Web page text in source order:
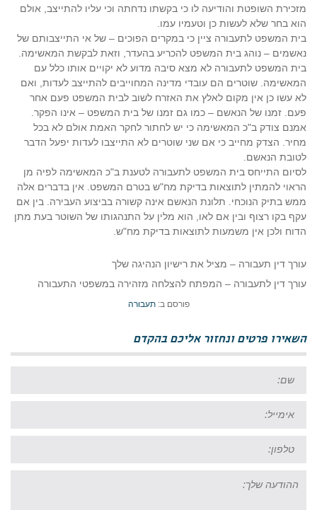
מזכירת השופטת והודיעה לו כי בקשתו נדחתה וכי עליו להתייצב, אולם
הוא בחר שלא לעשות כן וטעמיו עמו.
בית המשפט לתעבורה ציין כי במקרים הפוכים – של אי התייצבותם של
נאשמים – נוהג בית המשפט להכריע בהעדר, וזאת לבקשת המאשימה.
בית המשפט לתעבורה לא מצא סיבה מדוע לא יקויים אותו כלל עם
המאשימה. שוטרים הם עובדי מדינה המחוייבים להתייצב לעדות, ואם
לא עשו כן אין מקום לאלץ את האזרח לשוב לבית המשפט פעם אחר
פעם. זמנו של הנאשם – כמו גם זמנו של בית המשפט – אינו הפקר.
אמנם צודק ב"כ המאשימה כי יש לחתור לחקר האמת אולם לא בכל
מחיר. הצדק מחייב כי אם שני שוטרים לא התייצבו לעדות יפעל הדבר
לטובת הנאשם.
לסיום התייחס בית המשפט לתעבורה לטענת ב"כ המאשימה לפיה מן
הראוי להמתין לתוצאות בדיקת מח"ש בטרם המשפט. אין בדברים אלה
ממש בתיק הנוכחי. תלונת הנאשם אינה קשורה בביצוע העבירה. בין אם
עקף בקו רצוף ובין אם לאו, הוא מלין על התנהגותו של השוטר בעת מתן
הדוח ולכן אין משמעות לתוצאות בדיקת מח"ש.
עורך דין תעבורה – מציל את רישיון הנהיגה שלך
עורך דין לתעבורה – המפתח להצלחה מזהירה במשפטי התעבורה
פורסם ב:תעבורה
השאירו פרטים ונחזור אליכם בהקדם
שלך: